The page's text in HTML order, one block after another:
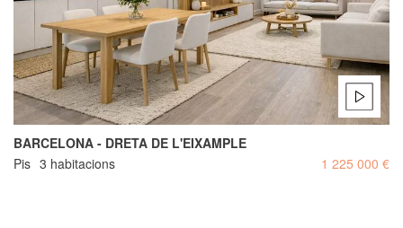
BARCELONA - DRETA DE L'EIXAMPLE
Pis 3 habitacions 1 225 000 €